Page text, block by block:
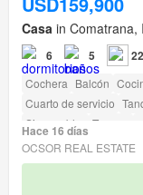
Casa in Comatrana,
6 5
Cochera Balcón
Cuarto de servicio
Sin amoblar
Terraza
Barbacoa
Caseta de
Acceso para personas
Hace 16 días
OCSOR REAL ESTATE